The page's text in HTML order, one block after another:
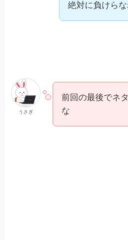
絶対に負けらな
うさぎ
前回の最後でネ
な